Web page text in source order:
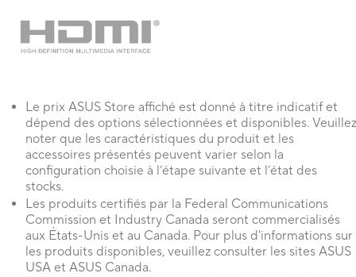
Le prix ASUS Store affiché est donné à titre indicatif et
dépend des options sélectionnées et disponibles. Veuillez
noter que les caractéristiques du produit et les
accessoires présentés peuvent varier selon la
configuration choisie à l’étape suivante et l’état des
stocks.
Les produits certifiés par la Federal Communications
Commission et Industry Canada seront commercialisés
aux États-Unis et au Canada. Pour plus d'informations sur
les produits disponibles, veuillez consulter les sites ASUS
USA et ASUS Canada.